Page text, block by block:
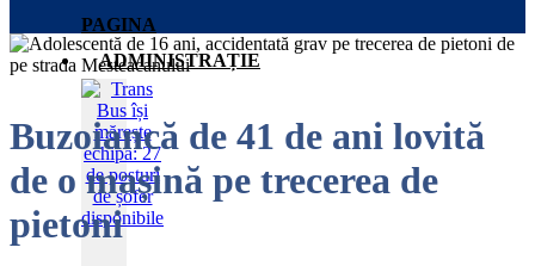
PAGINA
ADMINISTRAȚIE
Buzoiancă de 41 de ani lovită
de o mașină pe trecerea de
pietoni